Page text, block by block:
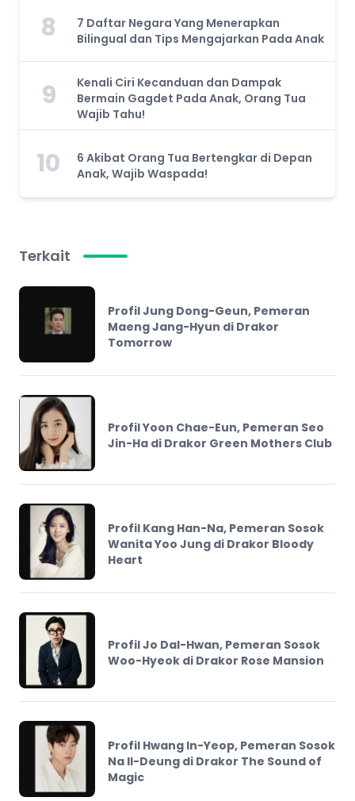
8
7 Daftar Negara Yang Menerapkan
Bilingual dan Tips Mengajarkan Pada Anak
9
Kenali Ciri Kecanduan dan Dampak
Bermain Gagdet Pada Anak, Orang Tua
Wajib Tahu!
10
6 Akibat Orang Tua Bertengkar di Depan
Anak, Wajib Waspada!
Terkait
Profil Jung Dong-Geun, Pemeran
Maeng Jang-Hyun di Drakor
Tomorrow
Profil Yoon Chae-Eun, Pemeran Seo
Jin-Ha di Drakor Green Mothers Club
Profil Kang Han-Na, Pemeran Sosok
Wanita Yoo Jung di Drakor Bloody
Heart
Profil Jo Dal-Hwan, Pemeran Sosok
Woo-Hyeok di Drakor Rose Mansion
Profil Hwang In-Yeop, Pemeran Sosok
Na Il-Deung di Drakor The Sound of
Magic